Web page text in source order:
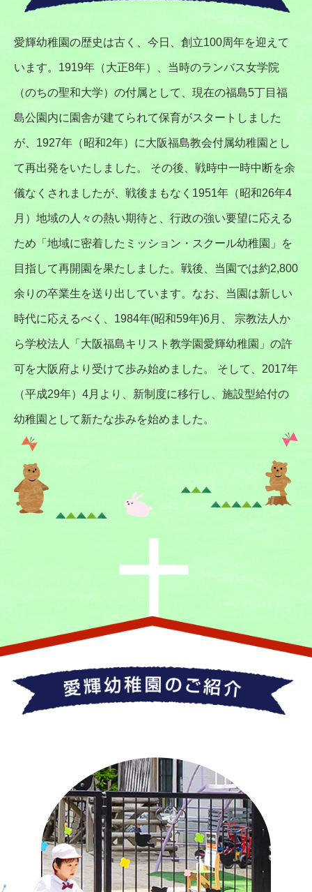
愛輝幼稚園の歴史は古く、今日、創立100周年を迎えて
います。1919年（大正8年）、当時のランバス女学院
（のちの聖和大学）の付属として、現在の福島5丁目福
島公園内に園舎が建てられて保育がスタートしました
が、1927年（昭和2年）に大阪福島教会付属幼稚園とし
て再出発をいたしました。 その後、戦時中一時中断を余
儀なくされましたが、戦後まもなく1951年（昭和26年4
月）地域の人々の熱い期待と、行政の強い要望に応える
ため「地域に密着したミッション・スクール幼稚園」を
目指して再開園を果たしました。戦後、当園では約2,800
余りの卒業生を送り出しています。なお、当園は新しい
時代に応えるべく、1984年(昭和59年)6月、 宗教法人か
ら学校法人「大阪福島キリスト教学園愛輝幼稚園」の許
可を大阪府より受けて歩み始めました。 そして、2017年
（平成29年）4月より、新制度に移行し、施設型給付の
幼稚園として新たな歩みを始めました。